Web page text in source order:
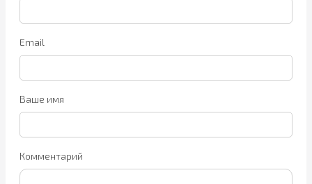
Email
Ваше имя
Комментарий